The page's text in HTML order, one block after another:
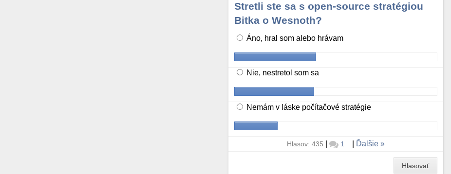
Stretli ste sa s open-source stratégiou
Bitka o Wesnoth?
Áno, hral som alebo hrávam
Nie, nestretol som sa
Nemám v láske počítačové stratégie
Hlasov: 435 | 1 Ďalšie
Hlasovať